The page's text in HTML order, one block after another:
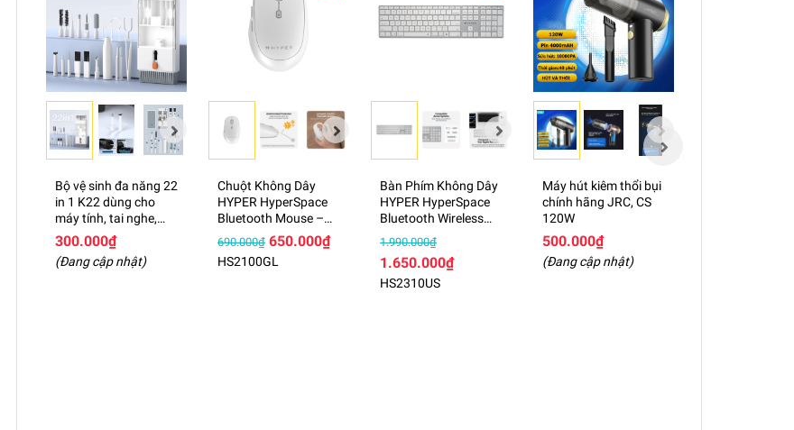
Bộ vệ sinh đa năng 22
in 1 K22 dùng cho
máy tính, tai nghe,
điện thoại
300.000₫
(Đang cập nhật)
Chuột Không Dây
HYPER HyperSpace
Bluetooth Mouse –
HS2100GL
690.000₫ 650.000₫
HS2100GL
Bàn Phím Không Dây
HYPER HyperSpace
Bluetooth Wireless
Keyboard –
HS2310US
1.990.000₫
1.650.000₫
HS2310US
Máy hút kiêm thổi bụi
chính hãng JRC, CS
120W
500.000₫
(Đang cập nhật)